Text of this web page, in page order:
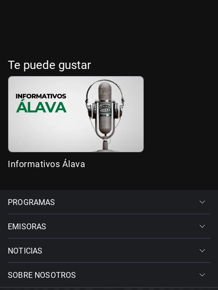
Te puede gustar
Informativos Álava
PROGRAMAS
EMISORAS
NOTICIAS
SOBRE NOSOTROS